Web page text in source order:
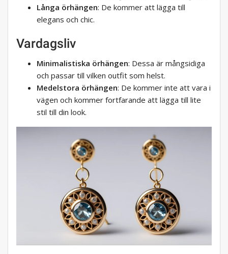
Långa örhängen: De kommer att lägga till
elegans och chic.
Vardagsliv
Minimalistiska örhängen: Dessa är mångsidiga
och passar till vilken outfit som helst.
Medelstora örhängen: De kommer inte att vara i
vägen och kommer fortfarande att lägga till lite
stil till din look.